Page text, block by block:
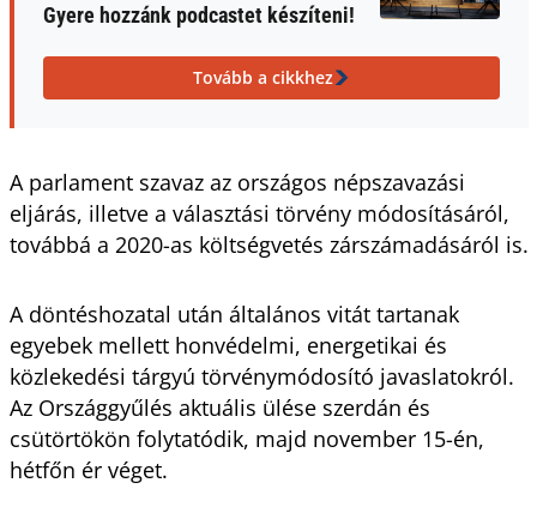
Gyere hozzánk podcastet készíteni!
Tovább a cikkhez
A parlament szavaz az országos népszavazási
eljárás, illetve a választási törvény módosításáról,
továbbá a 2020-as költségvetés zárszámadásáról is.
A döntéshozatal után általános vitát tartanak
egyebek mellett honvédelmi, energetikai és
közlekedési tárgyú törvénymódosító javaslatokról.
Az Országgyűlés aktuális ülése szerdán és
csütörtökön folytatódik, majd november 15-én,
hétfőn ér véget.